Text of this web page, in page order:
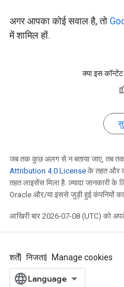
अगर आपका कोई सवाल है, तो
में शामिल हों.
क्या इस
जब तक कुछ अलग से न बताया जाए, तब
Attribution 4.0 License के तहत और
तहत लाइसेंस मिला है. ज़्यादा जानकारी के
Oracle और/या इससे जुड़ी हुई कंपनियों
आखिरी बार 2026-07-08 (UTC) को
शर्तें निजता Manage cookies